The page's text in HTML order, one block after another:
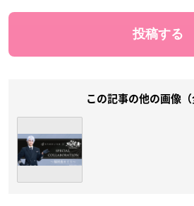
この記事の他の画像（